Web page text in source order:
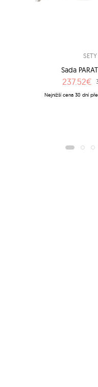
SETY
Sada
237.52€
Nejnižší cena 30 dní